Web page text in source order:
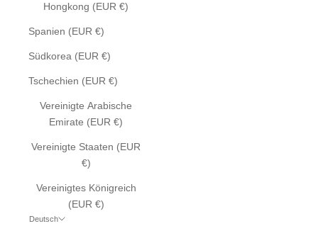
Hongkong (EUR €)
Spanien (EUR €)
Südkorea (EUR €)
Tschechien (EUR €)
Vereinigte Arabische
Emirate (EUR €)
Vereinigte Staaten (EUR
€)
Vereinigtes Königreich
(EUR €)
Deutsch